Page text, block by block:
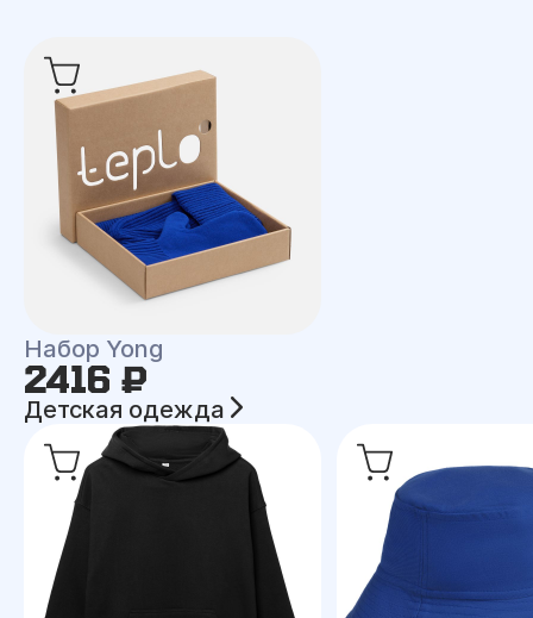
Набор Yong
2416 ₽
Детская одежда